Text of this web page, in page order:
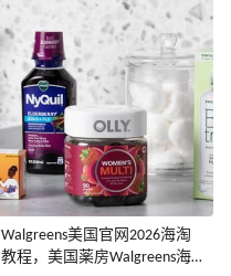
Walgreens美国官网2026海淘
教程，美国薬房Walgreens海